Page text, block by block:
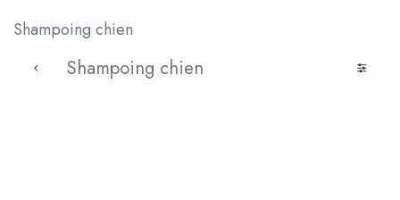
Shampoing chien
Shampoing chien